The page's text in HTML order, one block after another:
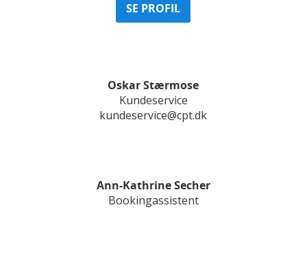
SE PROFIL
Oskar Stærmose
Kundeservice
kundeservice@cpt.dk
Ann-Kathrine Secher
Bookingassistent